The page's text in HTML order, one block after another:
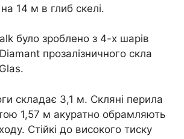
14 м в глиб скелі.
було зроблено з 4-х шарів
прозалізничного скла
складає 3,1 м. Скляні перила
1,57 м акуратно обрамляють
Стійкі до високого тиску